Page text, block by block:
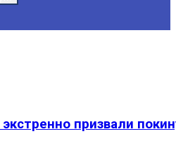
призвали